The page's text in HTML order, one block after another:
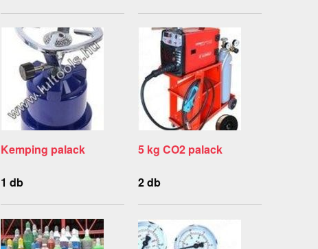
Kemping palack
1 db
5 kg CO2 palack
2 db